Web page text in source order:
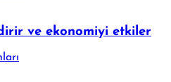
ve ekonomiyi etkiler